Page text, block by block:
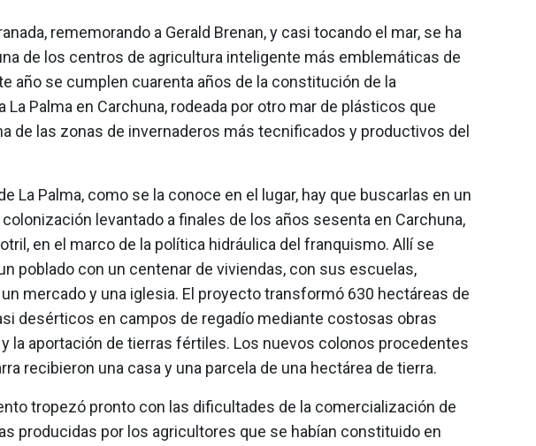
rememorando a Gerald Brenan, y casi tocando el mar, se ha
de los centros de agricultura inteligente más emblemáticas de
año se cumplen cuarenta años de la constitución de la
La Palma en Carchuna, rodeada por otro mar de plásticos que
de las zonas de invernaderos más tecnificados y productivos del
La Palma, como se la conoce en el lugar, hay que buscarlas en un
levantado a finales de los años sesenta en Carchuna,
en el marco de la política hidráulica del franquismo. Allí se
poblado con un centenar de viviendas, con sus escuelas,
mercado y una iglesia. El proyecto transformó 630 hectáreas de
desérticos en campos de regadío mediante costosas obras
la aportación de tierras fértiles. Los nuevos colonos procedentes
recibieron una casa y una parcela de una hectárea de tierra.
tropezó pronto con las dificultades de la comercialización de
producidas por los agricultores que se habían constituido en